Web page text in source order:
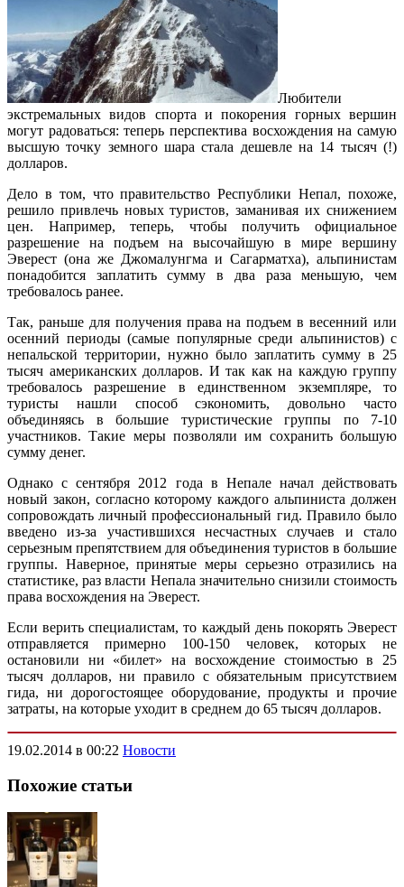
Любители
экстремальных видов спорта и покорения горных вершин
могут радоваться: теперь перспектива восхождения на самую
высшую точку земного шара стала дешевле на 14 тысяч (!)
долларов.
Дело в том, что правительство Республики Непал, похоже,
решило привлечь новых туристов, заманивая их снижением
цен. Например, теперь, чтобы получить официальное
разрешение на подъем на высочайшую в мире вершину
Эверест (она же Джомалунгма и Сагарматха), альпинистам
понадобится заплатить сумму в два раза меньшую, чем
требовалось ранее.
Так, раньше для получения права на подъем в весенний или
осенний периоды (самые популярные среди альпинистов) с
непальской территории, нужно было заплатить сумму в 25
тысяч американских долларов. И так как на каждую группу
требовалось разрешение в единственном экземпляре, то
туристы нашли способ сэкономить, довольно часто
объединяясь в большие туристические группы по 7-10
участников. Такие меры позволяли им сохранить большую
сумму денег.
Однако с сентября 2012 года в Непале начал действовать
новый закон, согласно которому каждого альпиниста должен
сопровождать личный профессиональный гид. Правило было
введено из-за участившихся несчастных случаев и стало
серьезным препятствием для объединения туристов в большие
группы. Наверное, принятые меры серьезно отразились на
статистике, раз власти Непала значительно снизили стоимость
права восхождения на Эверест.
Если верить специалистам, то каждый день покорять Эверест
отправляется примерно 100-150 человек, которых не
остановили ни «билет» на восхождение стоимостью в 25
тысяч долларов, ни правило с обязательным присутствием
гида, ни дорогостоящее оборудование, продукты и прочие
затраты, на которые уходит в среднем до 65 тысяч долларов.
19.02.2014 в 00:22 Новости
Похожие статьи